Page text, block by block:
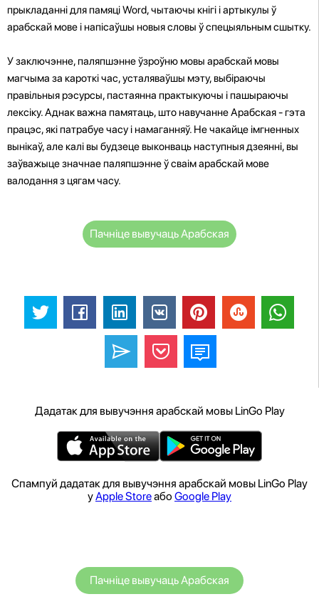
прыкладанні для памяці Word, чытаючы кнігі і артыкулы ў
арабскай мове і напісаўшы новыя словы ў спецыяльным сшытку.
У заключэнне, паляпшэнне ўзроўню мовы арабскай мовы
магчыма за кароткі час, усталяваўшы мэту, выбіраючы
правільныя рэсурсы, пастаянна практыкуючы і пашыраючы
лексіку. Аднак важна памятаць, што навучанне Арабская - гэта
працэс, які патрабуе часу і намаганняў. Не чакайце імгненных
вынікаў, але калі вы будзеце выконваць наступныя дзеянні, вы
заўважыце значнае паляпшэнне ў сваім арабскай мове
валодання з цягам часу.
Пачніце вывучаць Арабская
Дадатак для вывучэння арабскай мовы LinGo Play
Спампуй дадатак для вывучэння арабскай мовы LinGo Play
уApple Storeабо Google Play
Пачніце вывучаць Арабская